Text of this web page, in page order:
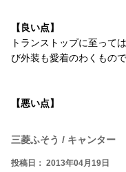
【良い点】
トランストップに至って
び外装も愛着のわくもの
【悪い点】
三菱ふそう / キャンター
投稿日： 2013年04月19日